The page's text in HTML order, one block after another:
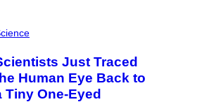
Just Traced
Human Eye Back to
Tiny One-Eyed